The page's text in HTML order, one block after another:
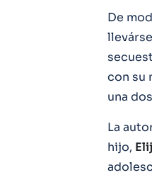
De
con su
una
La
hijo,